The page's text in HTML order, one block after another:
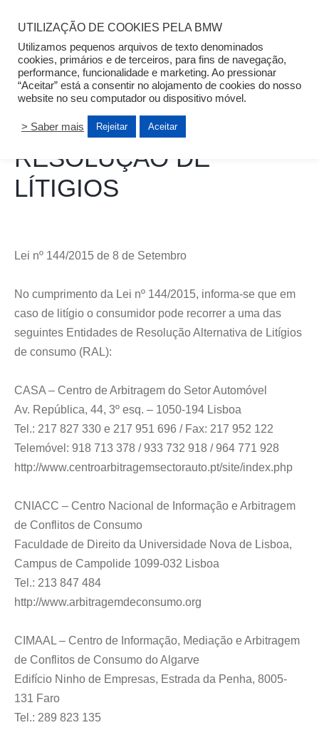
SANTOGAL
RESOLUÇÃO DE
LÍTIGIOS
Lei nº 144/2015 de 8 de Setembro
No cumprimento da Lei nº 144/2015, informa-se que em
caso de litígio o consumidor pode recorrer a uma das
seguintes Entidades de Resolução Alternativa de Litígios
de consumo (RAL):
CASA – Centro de Arbitragem do Setor Automóvel
Av. República, 44, 3º esq. – 1050-194 Lisboa
Tel.: 217 827 330 e 217 951 696 / Fax: 217 952 122
Telemóvel: 918 713 378 / 933 732 918 / 964 771 928
http://www.centroarbitragemsectorauto.pt/site/index.php
CNIACC – Centro Nacional de Informação e Arbitragem
de Conflitos de Consumo
Faculdade de Direito da Universidade Nova de Lisboa,
Campus de Campolide 1099-032 Lisboa
Tel.: 213 847 484
http://www.arbitragemdeconsumo.org
CIMAAL – Centro de Informação, Mediação e Arbitragem
de Conflitos de Consumo do Algarve
Edifício Ninho de Empresas, Estrada da Penha, 8005-
131 Faro
Tel.: 289 823 135
UTILIZAÇÃO DE COOKIES PELA BMW
Utilizamos pequenos arquivos de texto denominados
cookies, primários e de terceiros, para fins de navegação,
performance, funcionalidade e marketing. Ao pressionar
“Aceitar” está a consentir no alojamento de cookies do nosso
website no seu computador ou dispositivo móvel.
> Saber mais Rejeitar Aceitar